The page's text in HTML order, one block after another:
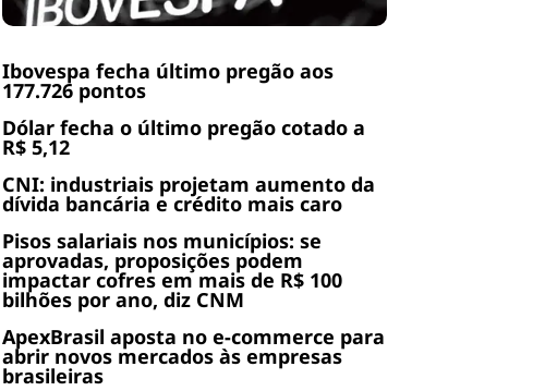
Ibovespa fecha último pregão aos
177.726 pontos
Dólar fecha o último pregão cotado a
R$ 5,12
CNI: industriais projetam aumento da
dívida bancária e crédito mais caro
Pisos salariais nos municípios: se
aprovadas, proposições podem
impactar cofres em mais de R$ 100
bilhões por ano, diz CNM
ApexBrasil aposta no e-commerce para
abrir novos mercados às empresas
brasileiras